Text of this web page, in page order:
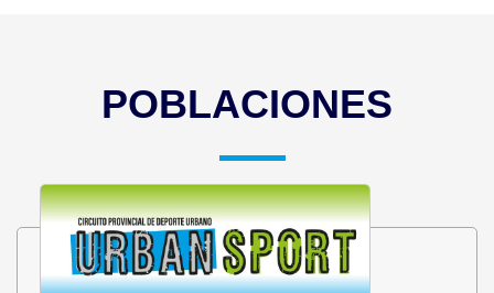
POBLACIONES